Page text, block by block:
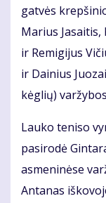
gat­vės
Ma­rius Ja­sai­tis,
ir Re­mi­gi­jus
ir Dai­nius
kėg­lių)
Lau­ko te­ni­so
pa­si­ro­dė
as­me­ni­nė­se
An­ta­nas